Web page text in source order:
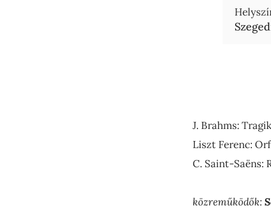
J. Brahms:
Liszt Ferenc:
C. Saint-Saëns:
közreműködők: